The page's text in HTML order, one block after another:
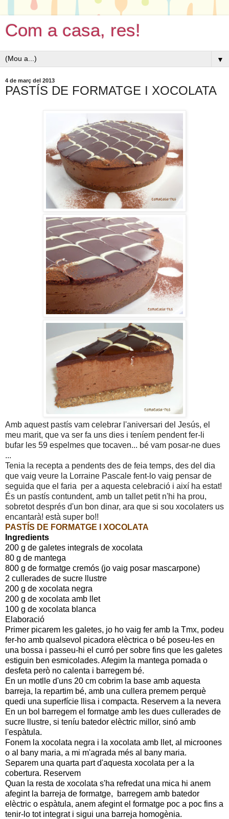
Com a casa, res!
▼
4 de març del 2013
PASTÍS DE FORMATGE I XOCOLATA
Amb aquest pastís vam celebrar l'aniversari del Jesús, el
meu marit, que va ser fa uns dies i teníem pendent fer-li
bufar les 59 espelmes que tocaven... bé vam posar-ne dues
...
Tenia la recepta a pendents des de feia temps, des del dia
que vaig veure la Lorraine Pascale fent-lo vaig pensar de
seguida que el faria per a aquesta celebració i així ha estat!
És un pastís contundent, amb un tallet petit n'hi ha prou,
sobretot després d'un bon dinar, ara que si sou xocolaters us
encantarà! està super bo!!
PASTÍS DE FORMATGE I XOCOLATA
Ingredients
200 g de galetes integrals de xocolata
80 g de mantega
800 g de formatge cremós (jo vaig posar mascarpone)
2 cullerades de sucre llustre
200 g de xocolata negra
200 g de xocolata amb llet
100 g de xocolata blanca
Elaboració
Primer picarem les galetes, jo ho vaig fer amb la Tmx, podeu
fer-ho amb qualsevol picadora elèctrica o bé poseu-les en
una bossa i passeu-hi el curró per sobre fins que les galetes
estiguin ben esmicolades. Afegim la mantega pomada o
desfeta però no calenta i barregem bé.
En un motlle d'uns 20 cm cobrim la base amb aquesta
barreja, la repartim bé, amb una cullera premem perquè
quedi una superfície llisa i compacta. Reservem a la nevera
En un bol barregem el formatge amb les dues cullerades de
sucre llustre, si teníu batedor elèctric millor, sinó amb
l'espàtula.
Fonem la xocolata negra i la xocolata amb llet, al microones
o al bany maria, a mi m'agrada més al bany maria.
Separem una quarta part d'aquesta xocolata per a la
cobertura. Reservem
Quan la resta de xocolata s'ha refredat una mica hi anem
afegint la barreja de formatge, barregem amb batedor
elèctric o espàtula, anem afegint el formatge poc a poc fins a
tenir-lo tot integrat i sigui una barreja homogènia.